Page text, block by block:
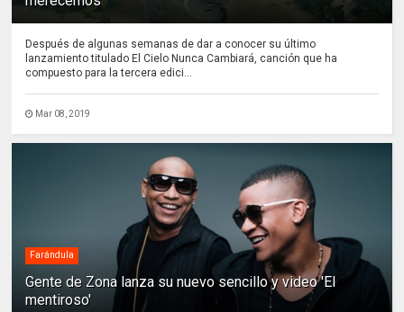
Después de algunas semanas de dar a conocer su último
lanzamiento titulado El Cielo Nunca Cambiará, canción que ha
compuesto para la tercera edici...
Mar 08, 2019
Farándula
Gente de Zona lanza su nuevo sencillo y video 'El
mentiroso'